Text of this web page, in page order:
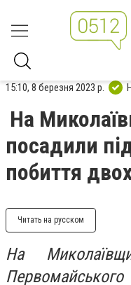
15:10, 8 березня 2023 р.
На
посадили
побиття
Читать на русском
На